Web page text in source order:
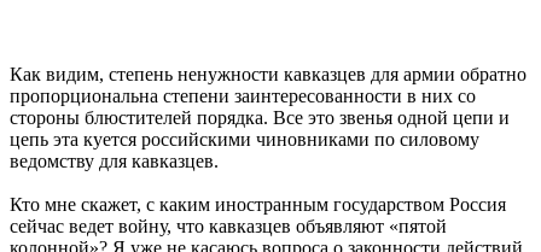
Как видим, степень ненужности кавказцев для армии обратно
пропорциональна степени заинтересованности в них со
стороны блюстителей порядка. Все это звенья одной цепи и
цепь эта куется российскими чиновниками по силовому
ведомству для кавказцев.
Кто мне скажет, с каким иностранным государством Россия
сейчас ведет войну, что кавказцев объявляют «пятой